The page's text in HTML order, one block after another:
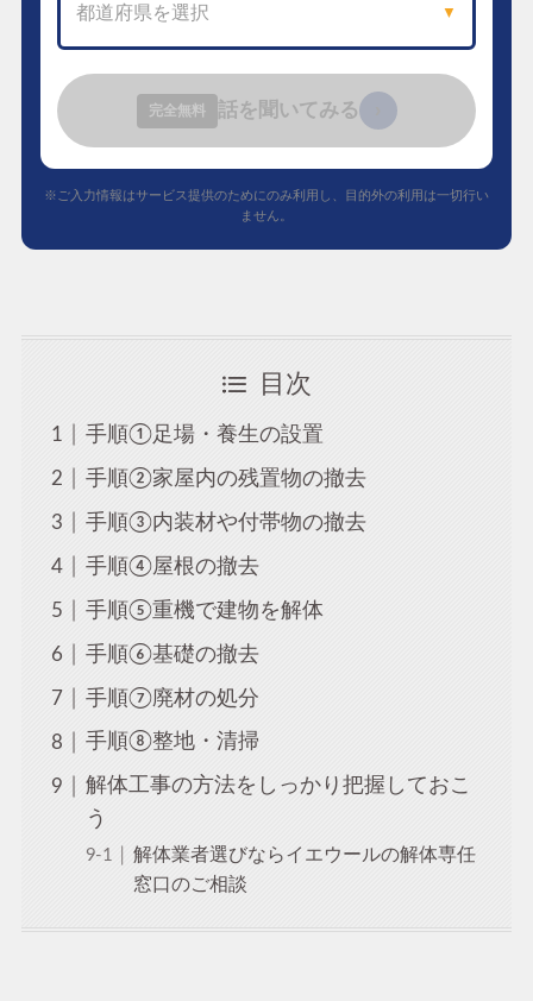
都道府県を選択 ▼
完全無料 話を聞いてみる
※ご入力情報はサービス提供のためにのみ利用し、目的外の利用は一切行い
ません。
目次
手順①足場・養生の設置
手順②家屋内の残置物の撤去
手順③内装材や付帯物の撤去
手順④屋根の撤去
手順⑤重機で建物を解体
手順⑥基礎の撤去
手順⑦廃材の処分
手順⑧整地・清掃
解体工事の方法をしっかり把握しておこ
う
解体業者選びならイエウールの解体専任
窓口のご相談